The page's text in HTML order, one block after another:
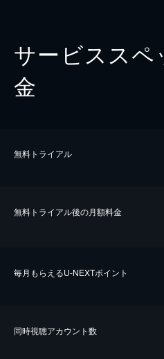
サービススペ
金
無料トライアル
無料トライアル後の⽉額料金
毎⽉もらえるU-NEXTポイント
同時視聴アカウント数